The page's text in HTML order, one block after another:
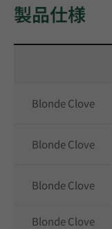
製品仕様
Blonde Clove
Blonde Clove
Blonde Clove
Blonde Clove